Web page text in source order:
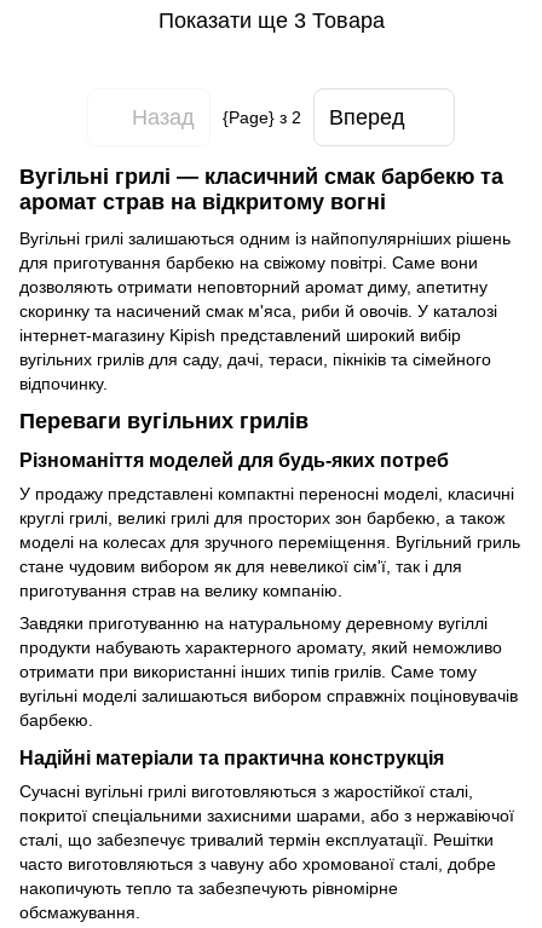
Показати ще 3 Товара
Назад {Page} з 2 Вперед
Вугільні грилі — класичний смак барбекю та
аромат страв на відкритому вогні
Вугільні грилі залишаються одним із найпопулярніших рішень
для приготування барбекю на свіжому повітрі. Саме вони
дозволяють отримати неповторний аромат диму, апетитну
скоринку та насичений смак м'яса, риби й овочів. У каталозі
інтернет-магазину Kipish представлений широкий вибір
вугільних грилів для саду, дачі, тераси, пікніків та сімейного
відпочинку.
Переваги вугільних грилів
Різноманіття моделей для будь-яких потреб
У продажу представлені компактні переносні моделі, класичні
круглі грилі, великі грилі для просторих зон барбекю, а також
моделі на колесах для зручного переміщення. Вугільний гриль
стане чудовим вибором як для невеликої сім'ї, так і для
приготування страв на велику компанію.
Завдяки приготуванню на натуральному деревному вугіллі
продукти набувають характерного аромату, який неможливо
отримати при використанні інших типів грилів. Саме тому
вугільні моделі залишаються вибором справжніх поціновувачів
барбекю.
Надійні матеріали та практична конструкція
Сучасні вугільні грилі виготовляються з жаростійкої сталі,
покритої спеціальними захисними шарами, або з нержавіючої
сталі, що забезпечує тривалий термін експлуатації. Решітки
часто виготовляються з чавуну або хромованої сталі, добре
накопичують тепло та забезпечують рівномірне
обсмажування.